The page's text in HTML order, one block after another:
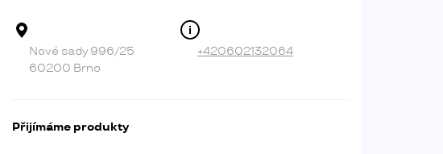
Nové sady 996/25
60200 Brno
+420602132064
Přijímáme produkty